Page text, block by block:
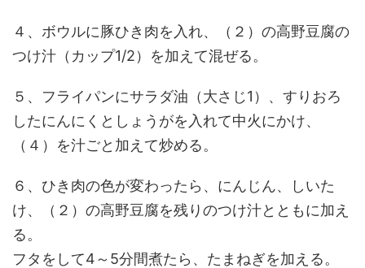
４、ボウルに豚ひき肉を入れ、（２）の高野豆腐の
つけ汁（カップ1/2）を加えて混ぜる。
５、フライパンにサラダ油（大さじ1）、すりおろ
したにんにくとしょうがを入れて中火にかけ、
（４）を汁ごと加えて炒める。
６、ひき肉の色が変わったら、にんじん、しいた
け、（２）の高野豆腐を残りのつけ汁とともに加え
る。
フタをして4～5分間煮たら、たまねぎを加える。